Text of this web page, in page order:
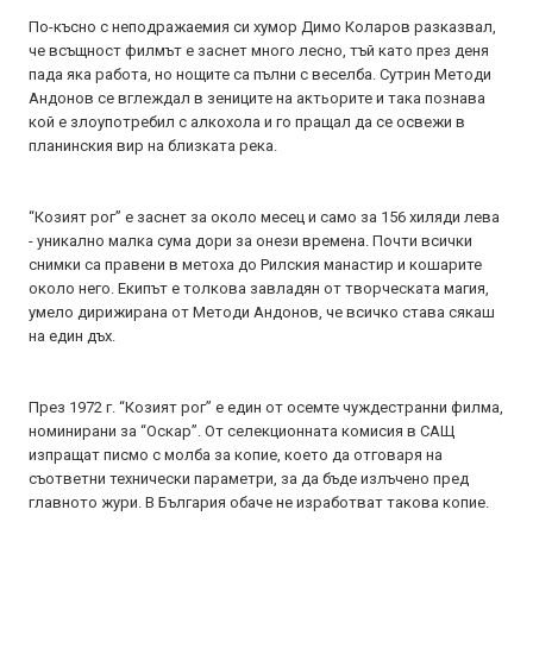
По-късно с неподражаемия си хумор Димо Коларов разказвал,
че всъщност филмът е заснет много лесно, тъй като през деня
пада яка работа, но нощите са пълни с веселба. Сутрин Методи
Андонов се вглеждал в зениците на актьорите и така познава
кой е злоупотребил с алкохола и го пращал да се освежи в
планинския вир на близката река.
“Козият рог” е заснет за около месец и само за 156 хиляди лева
- уникално малка сума дори за онези времена. Почти всички
снимки са правени в метоха до Рилския манастир и кошарите
около него. Екипът е толкова завладян от творческата магия,
умело дирижирана от Методи Андонов, че всичко става сякаш
на един дъх.
През 1972 г. “Козият рог” е един от осемте чуждестранни филма,
номинирани за “Оскар”. От селекционната комисия в САЩ
изпращат писмо с молба за копие, което да отговаря на
съответни технически параметри, за да бъде излъчено пред
главното жури. В България обаче не изработват такова копие.